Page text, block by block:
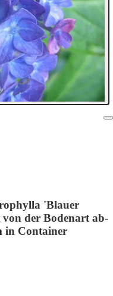
'Blauer
der Bodenart ab-
in Container